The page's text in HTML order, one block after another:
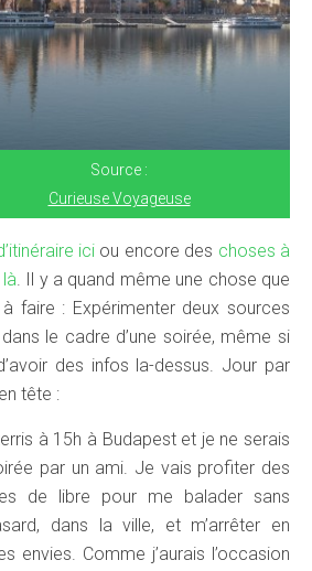
Source :
Curieuse Voyageuse
ici ou encore des choses à
. Il y a quand même une chose que
faire : Expérimenter deux sources
le cadre d’une soirée, même si
des infos la-dessus. Jour par
tête :
à 15h à Budapest et je ne serais
par un ami. Je vais profiter des
de libre pour me balader sans
dans la ville, et m’arrêter en
envies. Comme j’aurais l’occasion